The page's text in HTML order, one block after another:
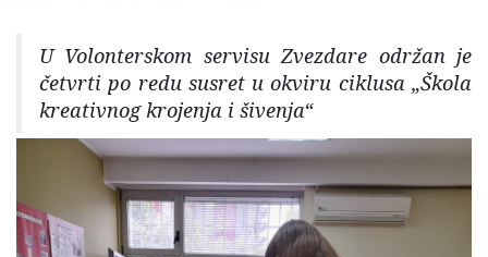
U Volonterskom servisu Zvezdare održan je
četvrti po redu susret u okviru ciklusa „Škola
kreativnog krojenja i šivenja“